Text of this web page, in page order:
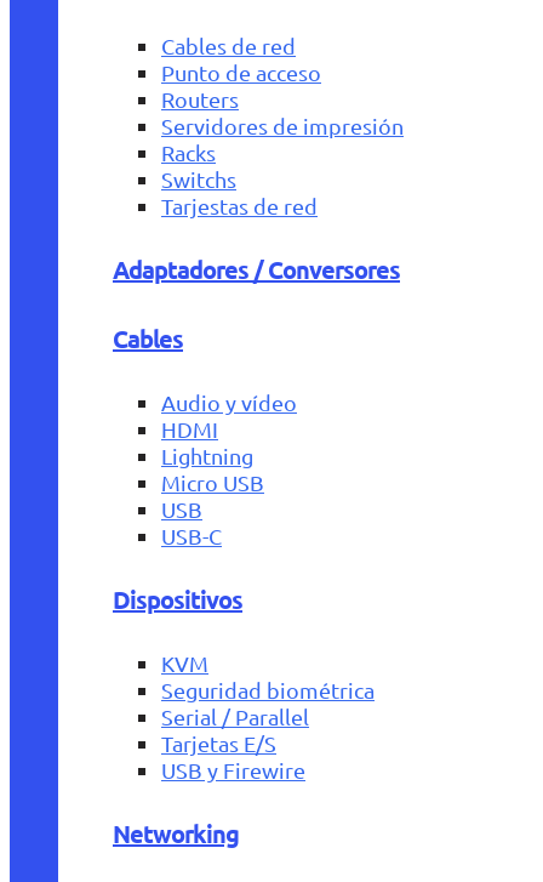
Cables de red
Punto de acceso
Routers
Servidores de impresión
Racks
Switchs
Tarjestas de red
Adaptadores / Conversores
Cables
Audio y vídeo
HDMI
Lightning
Micro USB
USB
USB-C
Dispositivos
KVM
Seguridad biométrica
Serial / Parallel
Tarjetas E/S
USB y Firewire
Networking